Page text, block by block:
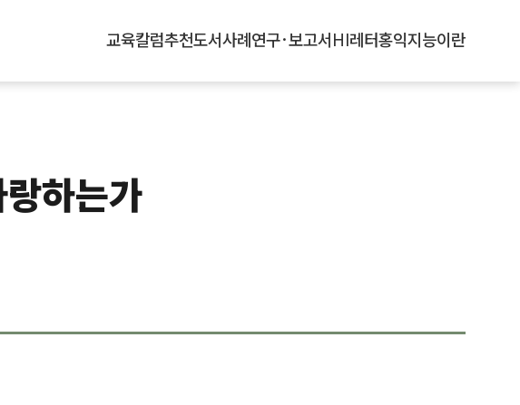
교육칼럼추천도서사례 연구·보고서 HI레터홍익지능이란
하는가